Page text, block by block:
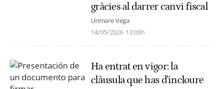
gràcies al darrer canvi fiscal
Urimare Vega
14/05/2026 13:00h
Ha entrat en vigor: la
clàusula que has d'incloure